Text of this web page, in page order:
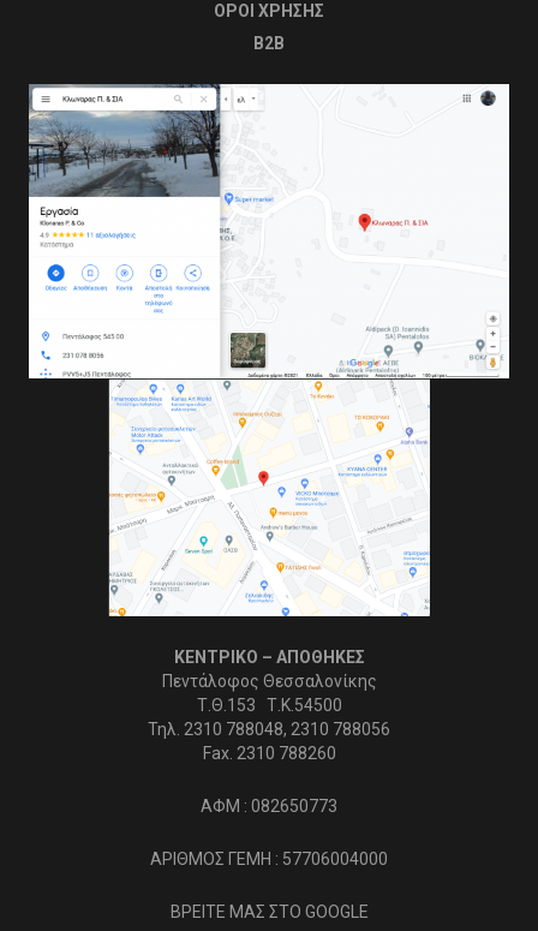
OΡΟΙ ΧΡΗΣΗΣ
B2B
ΚΕΝΤΡΙΚΟ – ΑΠΟΘΗΚΕΣ
Πεντάλοφος Θεσσαλονίκης
Τ.Θ.153 Τ.Κ.54500
Τηλ. 2310 788048, 2310 788056
Fax. 2310 788260
ΑΦΜ : 082650773
ΑΡΙΘΜΟΣ ΓΕΜΗ : 57706004000
ΒΡΕΙΤΕ ΜΑΣ ΣΤΟ GOOGLE